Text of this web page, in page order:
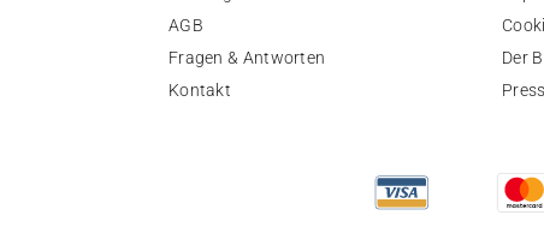
AGB
Fragen & Antworten
Kontakt
Der